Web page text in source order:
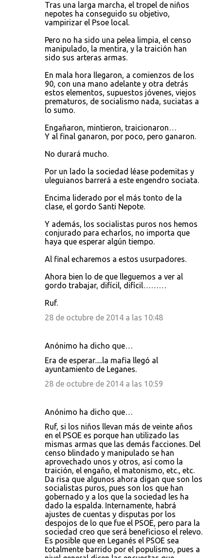
Tras una larga marcha, el tropel de niños
nepotes ha conseguido su objetivo,
vampirizar el Psoe local.
Pero no ha sido una pelea limpia, el censo
manipulado, la mentira, y la traición han
sido sus arteras armas.
En mala hora llegaron, a comienzos de los
90, con una mano adelante y otra detrás
estos elementos, supuestos jóvenes, viejos
prematuros, de socialismo nada, suciatas a
lo sumo.
Engañaron, mintieron, traicionaron…
Y al final ganaron, por poco, pero ganaron.
No durará mucho.
Por un lado la sociedad léase podemitas y
uleguianos barrerá a este engendro sociata.
Encima liderado por el más tonto de la
clase, el gordo Santi Nepote.
Y además, los socialistas puros nos hemos
conjurado para echarlos, no importa que
haya que esperar algún tiempo.
Al final echaremos a estos usurpadores.
Ahora bien lo de que lleguemos a ver al
gordo trabajar, difícil, difícil………
Ruf.
28 de octubre de 2014 a las 10:48
Anónimo ha dicho que…
Era de esperar.....la mafia llegó al
ayuntamiento de Leganes.
28 de octubre de 2014 a las 10:59
Anónimo ha dicho que…
Ruf, si los niños llevan más de veinte años
en el PSOE es porque han utilizado las
mismas armas que las demás facciones. Del
censo blindado y manipulado se han
aprovechado unos y otros, así como la
traición, el engaño, el matonismo, etc., etc.
Da risa que algunos ahora digan que son los
socialistas puros, pues son los que han
gobernado y a los que la sociedad les ha
dado la espalda. Internamente, habrá
ajustes de cuentas y disputas por los
despojos de lo que fue el PSOE, pero para la
sociedad creo que será beneficioso el relevo.
Es posible que en Leganés el PSOE sea
totalmente barrido por el populismo, pues a